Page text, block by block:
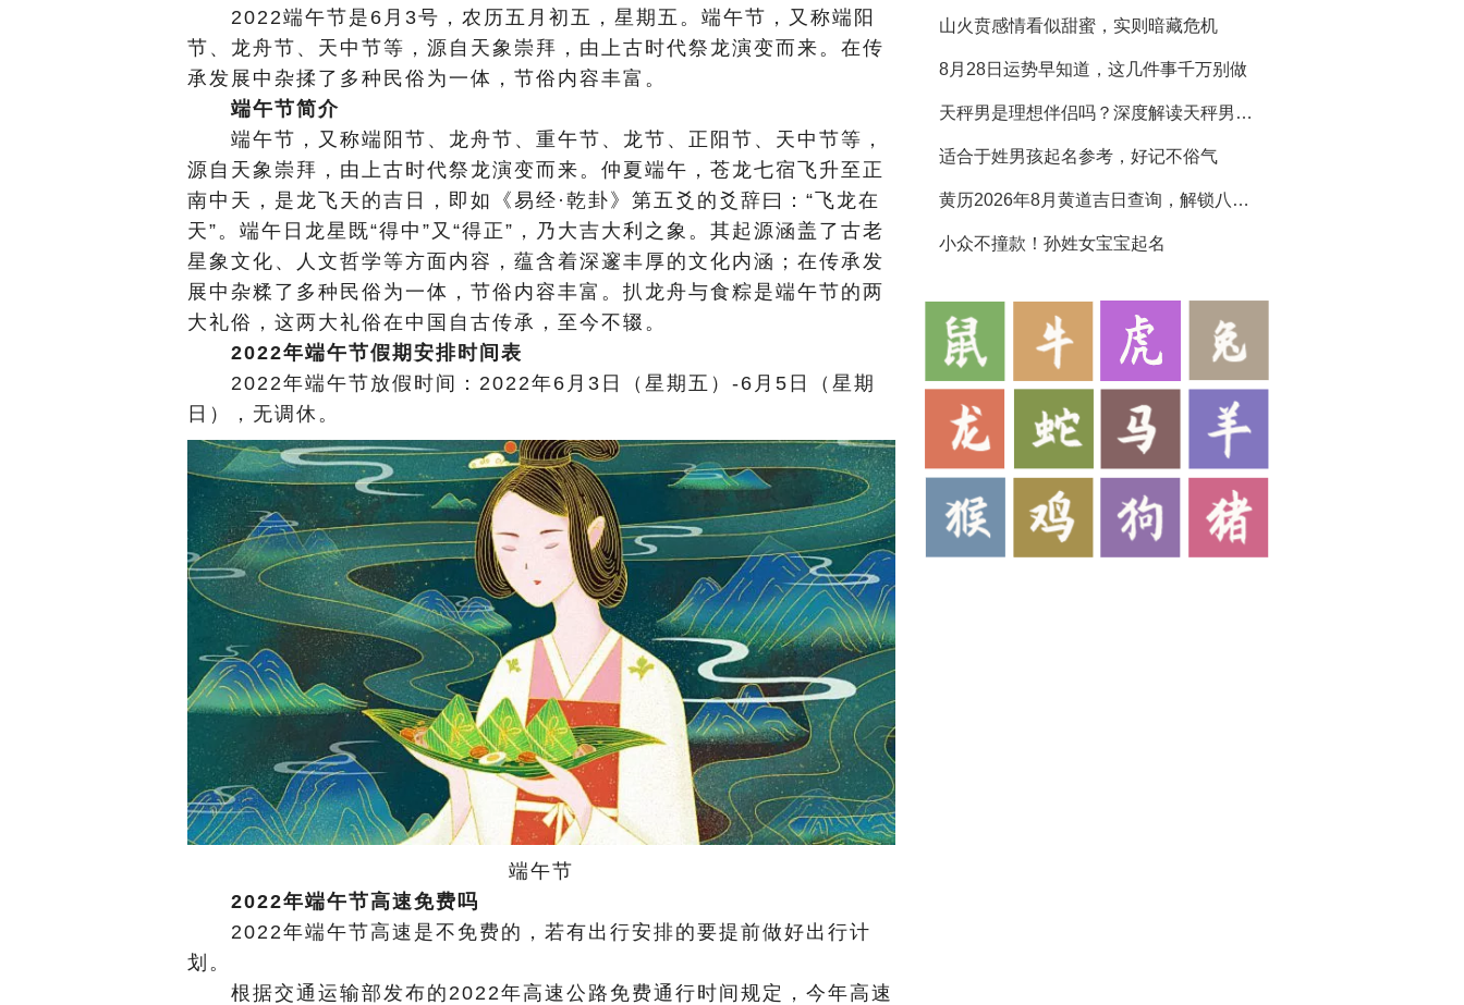
2022端午节是6月3号，农历五月初五，星期五。端午节，又称端阳
节、龙舟节、天中节等，源自天象崇拜，由上古时代祭龙演变而来。在传
承发展中杂揉了多种民俗为一体，节俗内容丰富。
端午节简介
端午节，又称端阳节、龙舟节、重午节、龙节、正阳节、天中节等，
源自天象崇拜，由上古时代祭龙演变而来。仲夏端午，苍龙七宿飞升至正
南中天，是龙飞天的吉日，即如《易经·乾卦》第五爻的爻辞曰：“飞龙在
天”。端午日龙星既“得中”又“得正”，乃大吉大利之象。其起源涵盖了古老
星象文化、人文哲学等方面内容，蕴含着深邃丰厚的文化内涵；在传承发
展中杂糅了多种民俗为一体，节俗内容丰富。扒龙舟与食粽是端午节的两
大礼俗，这两大礼俗在中国自古传承，至今不辍。
2022年端午节假期安排时间表
2022年端午节放假时间：2022年6月3日（星期五）-6月5日（星期
日），无调休。
端午节
2022年端午节高速免费吗
2022年端午节高速是不免费的，若有出行安排的要提前做好出行计
划。
根据交通运输部发布的2022年高速公路免费通行时间规定，今年高速
山火贲感情看似甜蜜，实则暗藏危机
8月28日运势早知道，这几件事千万别做
天秤男是理想伴侣吗？深度解读天秤男生性格特点
适合于姓男孩起名参考，好记不俗气
黄历2026年8月黄道吉日查询，解锁八月吉运
小众不撞款！孙姓女宝宝起名